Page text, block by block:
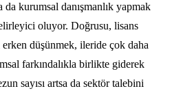
kurumsal danışmanlık yapmak
oluyor. Doğrusu, lisans
düşünmek, ileride çok daha
farkındalıkla birlikte giderek
sayısı artsa da sektör talebini